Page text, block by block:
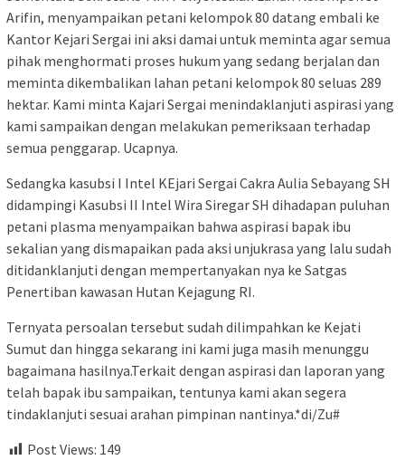
Arifin, menyampaikan petani kelompok 80 datang embali ke
Kantor Kejari Sergai ini aksi damai untuk meminta agar semua
pihak menghormati proses hukum yang sedang berjalan dan
meminta dikembalikan lahan petani kelompok 80 seluas 289
hektar. Kami minta Kajari Sergai menindaklanjuti aspirasi yang
kami sampaikan dengan melakukan pemeriksaan terhadap
semua penggarap. Ucapnya.
Sedangka kasubsi I Intel KEjari Sergai Cakra Aulia Sebayang SH
didampingi Kasubsi II Intel Wira Siregar SH dihadapan puluhan
petani plasma menyampaikan bahwa aspirasi bapak ibu
sekalian yang dismapaikan pada aksi unjukrasa yang lalu sudah
ditidanklanjuti dengan mempertanyakan nya ke Satgas
Penertiban kawasan Hutan Kejagung RI.
Ternyata persoalan tersebut sudah dilimpahkan ke Kejati
Sumut dan hingga sekarang ini kami juga masih menunggu
bagaimana hasilnya.Terkait dengan aspirasi dan laporan yang
telah bapak ibu sampaikan, tentunya kami akan segera
tindaklanjuti sesuai arahan pimpinan nantinya.*di/Zu#
Post Views: 149